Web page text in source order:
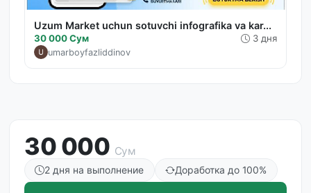
Uzum Market uchun sotuvchi infografika va kar...
30 000 Сум 3 дня
umarboyfazliddinov
30 000 Сум
2 дня на выполнение Доработка до 100%